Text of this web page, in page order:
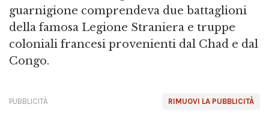
guarnigione comprendeva due battaglioni
della famosa Legione Straniera e truppe
coloniali francesi provenienti dal Chad e dal
Congo.
RIMUOVI LA PUBBLICITÀ
PUBBLICITÀ